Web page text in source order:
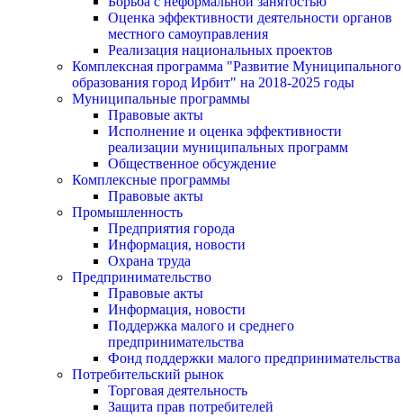
Оценка эффективности деятельности органов
местного самоуправления
Реализация национальных проектов
Комплексная программа "Развитие Муниципального
образования город Ирбит" на 2018-2025 годы
Муниципальные программы
Правовые акты
Исполнение и оценка эффективности
реализации муниципальных программ
Общественное обсуждение
Комплексные программы
Правовые акты
Промышленность
Предприятия города
Информация, новости
Охрана труда
Предпринимательство
Правовые акты
Информация, новости
Поддержка малого и среднего
предпринимательства
Фонд поддержки малого предпринимательства
Потребительский рынок
Торговая деятельность
Защита прав потребителей